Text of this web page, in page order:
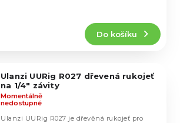
Do košíku
Ulanzi UURig R027 dřevená rukojeť
na 1/4" závity
Momentálně
nedostupné
Ulanzi UURig R027 je dřevěná rukojeť pro